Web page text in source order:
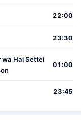
22:00
23:30
wa Hai Settei
01:00
23:45